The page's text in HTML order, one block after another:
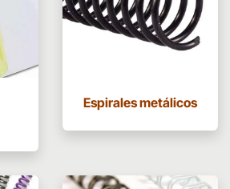
Espirales metálicos